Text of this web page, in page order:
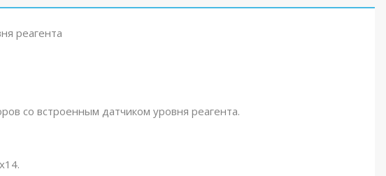
реагента
со встроенным датчиком уровня реагента.